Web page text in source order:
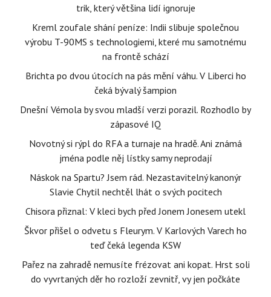
trik, který většina lidí ignoruje
Kreml zoufale shání peníze: Indii slibuje společnou
výrobu T-90MS s technologiemi, které mu samotnému
na frontě schází
Brichta po dvou útocích na pás mění váhu. V Liberci ho
čeká bývalý šampion
Dnešní Vémola by svou mladší verzi porazil. Rozhodlo by
zápasové IQ
Novotný si rýpl do RFA a turnaje na hradě. Ani známá
jména podle něj lístky samy neprodají
Náskok na Spartu? Jsem rád. Nezastavitelný kanonýr
Slavie Chytil nechtěl lhát o svých pocitech
Chisora přiznal: V kleci bych před Jonem Jonesem utekl
Škvor přišel o odvetu s Fleurym. V Karlových Varech ho
teď čeká legenda KSW
Pařez na zahradě nemusíte frézovat ani kopat. Hrst soli
do vyvrtaných děr ho rozloží zevnitř, vy jen počkáte